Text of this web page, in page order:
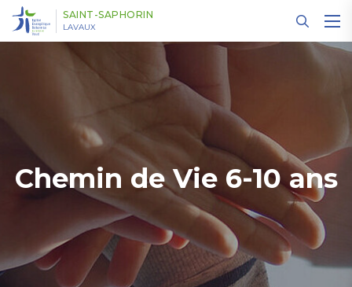
SAINT-SAPHORIN
LAVAUX
Chemin de Vie 6-10 ans
Panneau de gestion des cookies